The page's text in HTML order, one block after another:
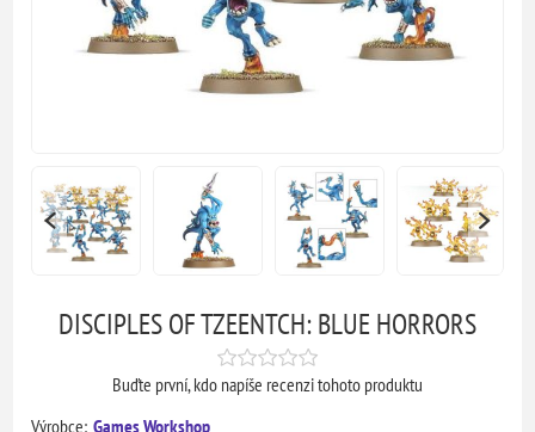
DISCIPLES OF TZEENTCH: BLUE HORRORS
Buďte první, kdo napíše recenzi tohoto produktu
Výrobce: Games Workshop